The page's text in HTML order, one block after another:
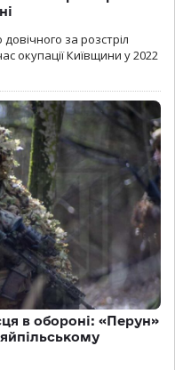
за розстріл
окупації Київщини у 2022
в обороні: «Перун»